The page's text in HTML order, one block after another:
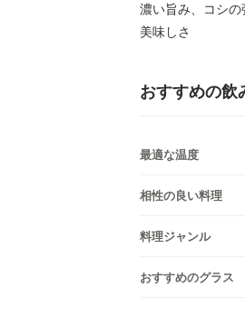
濃い旨み、コシ
美味しさ
おすすめの飲
最適な温度
相性の良い料理
料理ジャンル
おすすめのグラス